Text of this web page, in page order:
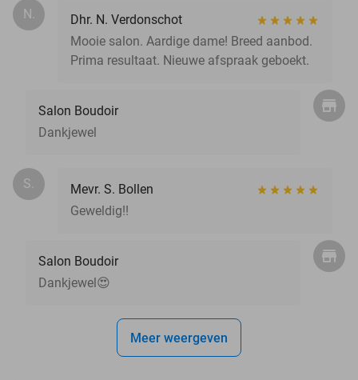
N.
Dhr. N. Verdonschot
Mooie salon. Aardige dame! Breed aanbod.
Prima resultaat. Nieuwe afspraak geboekt.
Salon Boudoir
Dankjewel
S.
Mevr. S. Bollen
Geweldig!!
Salon Boudoir
Dankjewel😍
Meer weergeven